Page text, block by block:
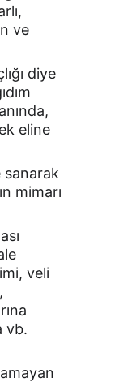
ve
diye
eline
sanarak
mimarı
veli
vb.